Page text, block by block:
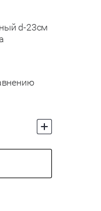
d-23см